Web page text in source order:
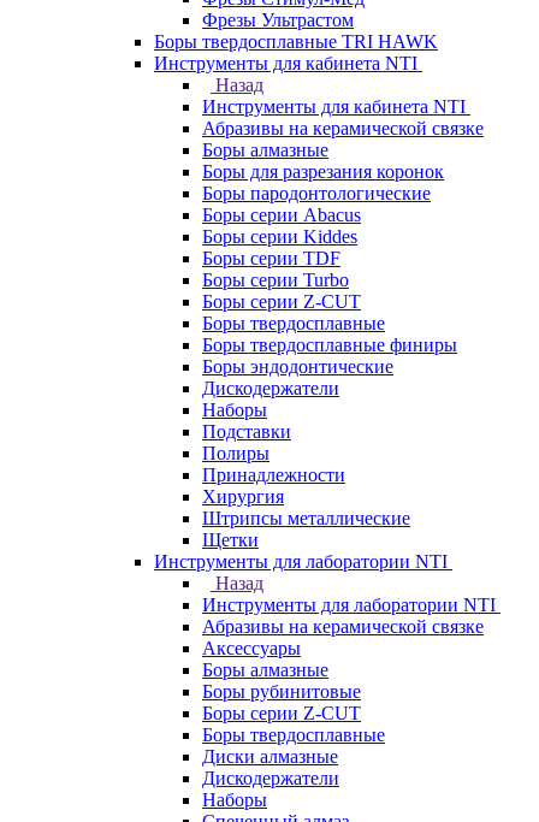
Фрезы Ультрастом
Боры твердосплавные TRI HAWK
Инструменты для кабинета NTI
Назад
Инструменты для кабинета NTI
Абразивы на керамической связке
Боры алмазные
Боры для разрезания коронок
Боры пародонтологические
Боры серии Abacus
Боры серии Kiddes
Боры серии TDF
Боры серии Turbo
Боры серии Z-CUT
Боры твердосплавные
Боры твердосплавные финиры
Боры эндодонтические
Дискодержатели
Наборы
Подставки
Полиры
Принадлежности
Хирургия
Штрипсы металлические
Щетки
Инструменты для лаборатории NTI
Назад
Инструменты для лаборатории NTI
Абразивы на керамической связке
Аксессуары
Боры алмазные
Боры рубинитовые
Боры серии Z-CUT
Боры твердосплавные
Диски алмазные
Дискодержатели
Наборы